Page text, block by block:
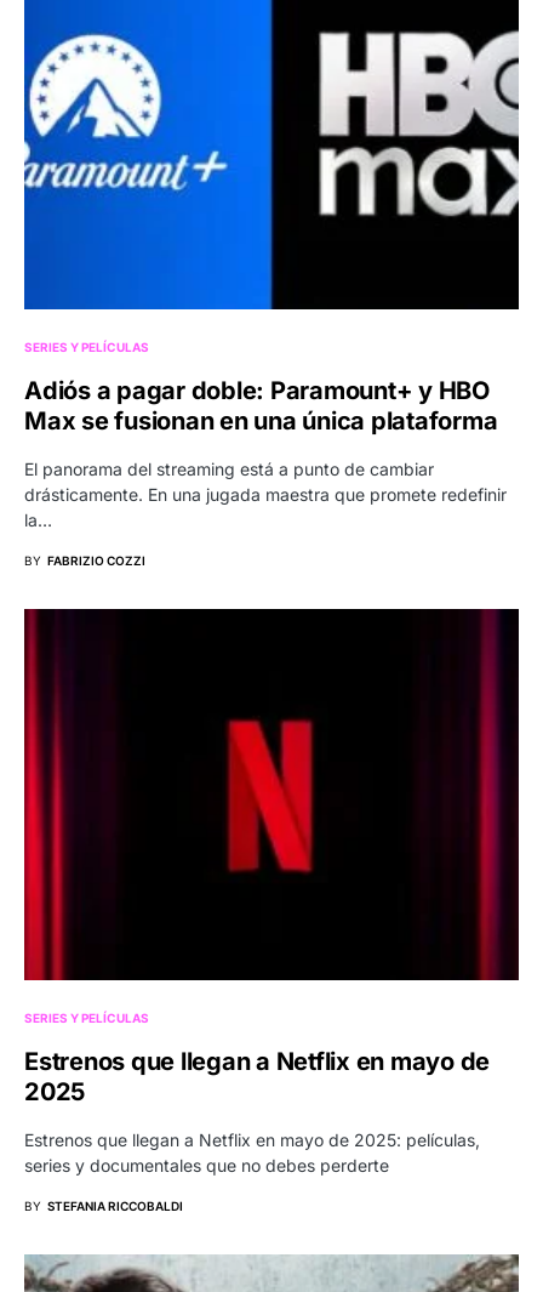
SERIES Y PELÍCULAS
Adiós a pagar doble: Paramount+ y HBO
Max se fusionan en una única plataforma
El panorama del streaming está a punto de cambiar
drásticamente. En una jugada maestra que promete redefinir
la…
BY FABRIZIO COZZI
SERIES Y PELÍCULAS
Estrenos que llegan a Netflix en mayo de
2025
Estrenos que llegan a Netflix en mayo de 2025: películas,
series y documentales que no debes perderte
BY STEFANIA RICCOBALDI